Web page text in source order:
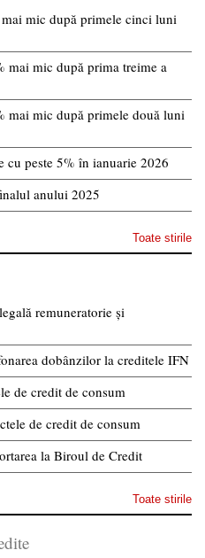
mic după primele cinci luni
mic după prima treime a
mai mic după primele două luni
peste 5% în ianuarie 2026
anului 2025
Toate stirile
remuneratorie și
dobânzilor la creditele IFN
de credit de consum
de credit de consum
la Biroul de Credit
Toate stirile